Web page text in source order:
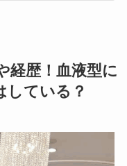
経歴！血液型に
している？